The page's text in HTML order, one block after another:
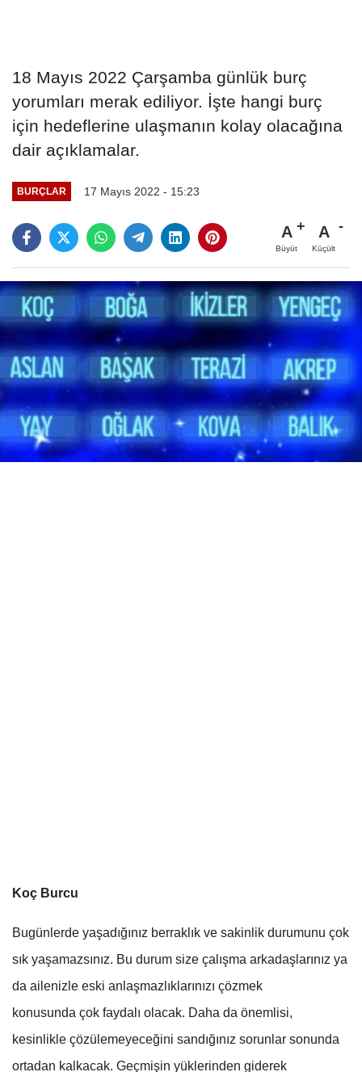
18 Mayıs 2022 Çarşamba günlük burç
yorumları merak ediliyor. İşte hangi burç
için hedeflerine ulaşmanın kolay olacağına
dair açıklamalar.
BURÇLAR 17 Mayıs 2022 - 15:23
A
Büyüt
A
Küçült
Koç Burcu
Bugünlerde yaşadığınız berraklık ve sakinlik durumunu çok
sık yaşamazsınız. Bu durum size çalışma arkadaşlarınız ya
da ailenizle eski anlaşmazlıklarınızı çözmek
konusunda çok faydalı olacak. Daha da önemlisi,
kesinlikle çözülemeyeceğini sandığınız sorunlar sonunda
ortadan kalkacak. Geçmişin yüklerinden giderek